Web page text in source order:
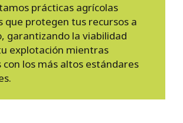
prácticas agrícolas
que protegen tus recursos a
garantizando la viabilidad
explotación mientras
con los más altos estándares